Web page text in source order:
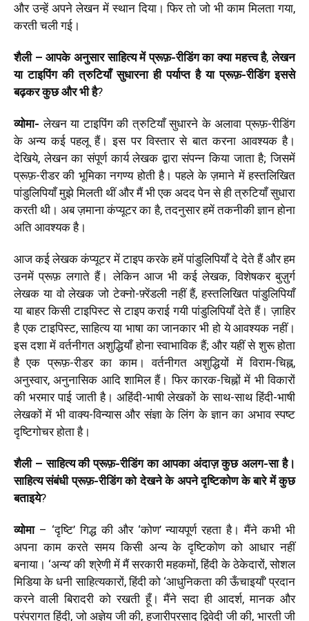
और उन्हें अपने लेखन में स्थान दिया। फिर तो जो भी काम मिलता गया,
करती चली गई।
शैली – आपके अनुसार साहित्य में प्रूफ़-रीडिंग का क्या महत्त्व है,लेखन
या टाइपिंग की त्रुटियाँ सुधारना ही पर्याप्त है या प्रूफ़-रीडिंग इससे
बढ़कर कुछ और भी है?
व्योमा- लेखन या टाइपिंग की त्रुटियाँ सुधारने के अलावा प्रूफ़-रीडिंग
के अन्य कई पहलू हैं। इस पर विस्तार से बात करना आवश्यक है।
देखिये, लेखन का संपूर्ण कार्य लेखक द्वारा संपन्न किया जाता है; जिसमें
प्रूफ़-रीडर की भूमिका नगण्य होती है। पहले के ज़माने में हस्तलिखित
पांडुलिपियाँ मुझे मिलती थीं और मैं भी एक अदद पेन से ही त्रुटियाँ सुधारा
करती थी। अब ज़माना कंप्यूटर का है, तदनुसार हमें तकनीकी ज्ञान होना
अति आवश्यक है।
आज कई लेखक कंप्यूटर में टाइप करके हमें पांडुलिपियाँ दे देते हैं और हम
उनमें प्रूफ़ लगाते हैं। लेकिन आज भी कई लेखक, विशेषकर बुज़ुर्ग
लेखक या वो लेखक जो टेक्नो-फ़्रेंडली नहीं हैं, हस्तलिखित पांडुलिपियाँ
या बाहर किसी टाइपिस्ट से टाइप कराई गयी पांडुलिपियाँ देते हैं। ज़ाहिर
है एक टाइपिस्ट, साहित्य या भाषा का जानकार भी हो ये आवश्यक नहीं।
इस दशा में वर्तनीगत अशुद्धियाँ होना स्वाभाविक हैं; और यहीं से शुरू होता
है एक प्रूफ़-रीडर का काम। वर्तनीगत अशुद्धियों में विराम-चिह्न,
अनुस्वार, अनुनासिक आदि शामिल हैं। फिर कारक-चिह्नों में भी विकारों
की भरमार पाई जाती है। अहिंदी-भाषी लेखकों के साथ-साथ हिंदी-भाषी
लेखकों में भी वाक्य-विन्यास और संज्ञा के लिंग के ज्ञान का अभाव स्पष्ट
दृष्टिगोचर होता है।
शैली – साहित्य की प्रूफ़-रीडिंग का आपका अंदाज़ कुछ अलग-सा है।
साहित्य संबंधी प्रूफ़-रीडिंग को देखने के अपने दृष्टिकोण के बारे में कुछ
बताइये?
व्योमा – ‘दृष्टि’ गिद्ध की और ‘कोण’ न्यायपूर्ण रहता है। मैंने कभी भी
अपना काम करते समय किसी अन्य के दृष्टिकोण को आधार नहीं
बनाया। ‘अन्य’ की श्रेणी में मैं सरकारी महकमों, हिंदी के ठेकेदारों, सोशल
मिडिया के धनी साहित्यकारों, हिंदी को ‘आधुनिकता की ऊँचाइयाँ’ प्रदान
करने वाली बिरादरी को रखती हूँ। मैंने सदा ही आदर्श, मानक और
परंपरागत हिंदी, जो अज्ञेय जी की, हजारीप्रसाद द्विवेदी जी की, भारती जी